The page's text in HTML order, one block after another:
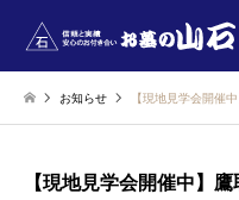
お知らせ 【現地見学会開催
【現地見学会開催中】